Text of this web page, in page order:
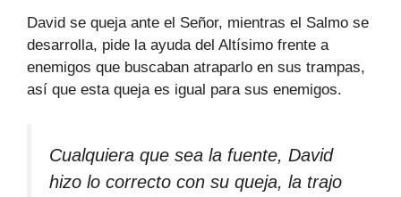
David se queja ante el Señor, mientras el Salmo se
desarrolla, pide la ayuda del Altísimo frente a
enemigos que buscaban atraparlo en sus trampas,
así que esta queja es igual para sus enemigos.
Cualquiera que sea la fuente, David
hizo lo correcto con su queja, la trajo